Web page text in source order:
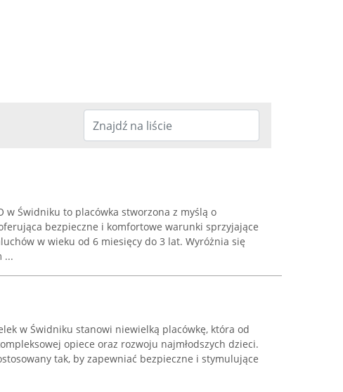
w Świdniku to placówka stworzona z myślą o
bezpieczne i komfortowe warunki sprzyjające
w wieku od 6 miesięcy do 3 lat. Wyróżnia się
...
w Świdniku stanowi niewielką placówkę, która od
opiece oraz rozwoju najmłodszych dzieci.
tak, by zapewniać bezpieczne i stymulujące